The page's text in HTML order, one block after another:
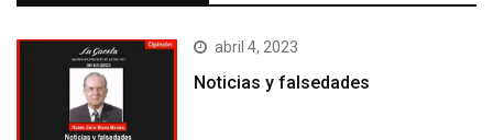
abril 4, 2023
Noticias y falsedades